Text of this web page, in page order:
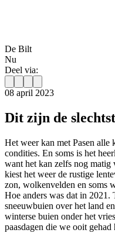
De Bilt
Nu
Deel via:
08 april 2023
Dit zijn de
Het weer kan met Pasen alle
condities. En soms is het
want het kan zelfs nog matig
kiest het weer de rustige
zon, wolkenvelden en soms
Hoe anders was dat in 2021.
sneeuwbuien over het land
winterse buien onder het
paasdagen die we ooit gehad